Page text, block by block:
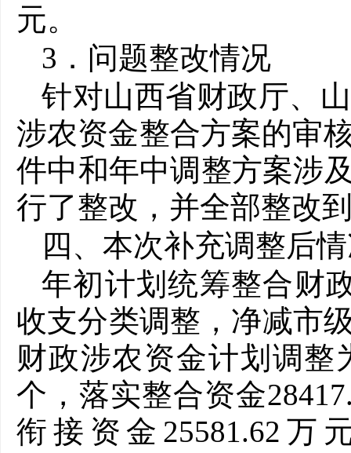
元。
3．问题整改情况
针对山西省财政厅、
涉农资金整合方案的审
件中和年中调整方案涉
行了整改，并全部整改
四、本次补充调整后
年初计划统筹整合财
收支分类调整，净减市
财政涉农资金计划调整
个，落实整合资金
衔接资金25581.62